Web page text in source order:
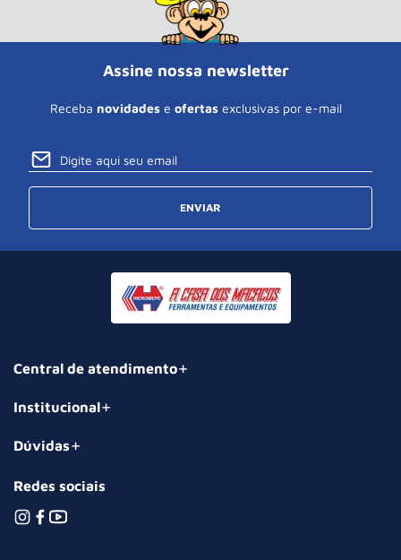
Assine nossa newsletter
Receba novidades e ofertas exclusivas por e-mail
ENVIAR
Central de atendimento
Institucional
Dúvidas
Redes sociais